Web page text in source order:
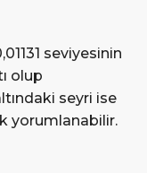
seviyesinin
olup
seyri ise
yorumlanabilir.